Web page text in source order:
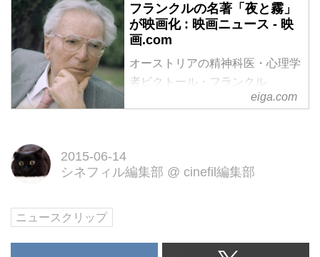
フランクルの名著「夜と霧」
が映画化 : 映画ニュース - 映
画.com
オーストリアの精神科医・心理学
者ビクトール・フランクル
（1905-1997）の世界的名著「夜
がらも生還したフランクルが、そ
eiga.com
2015-06-14
シネフィル編集部 @ cinefil編集部
ニュースクリップ